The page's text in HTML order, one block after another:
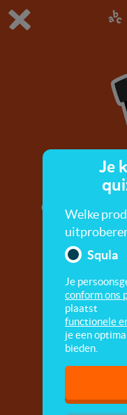
Dit is de
Oefen de
Je
Welke
Squla
Je
conform ons
plaatst
functionele
je een
bieden.